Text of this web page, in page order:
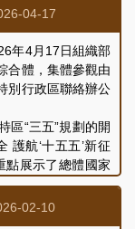
04-17
年4月17日組織部
合體，集體參觀由
別行政區聯絡辦公
“三五”規劃的開
護航‘十五五’新征
點展示了總體國家
及國家與澳門特區
和公監局人員認
02-10